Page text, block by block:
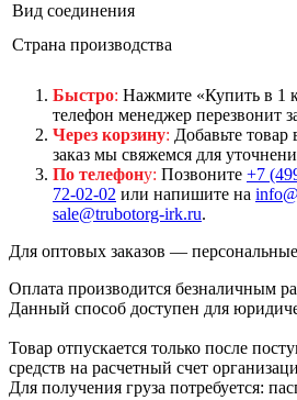
Вид соединения
Страна производства
Быстро: Нажмите «Купить в 1
телефон менеджер перезвонит
Через корзину: Добавьте товар
заказ мы свяжемся для
По телефону: Позвоните +7
72-02-02 или напишите на
sale@trubotorg-irk.ru.
Для оптовых заказов —
Оплата производится безналичным
Данный способ доступен для
Товар отпускается только после
средств на расчетный счет
Для получения груза потребуется: